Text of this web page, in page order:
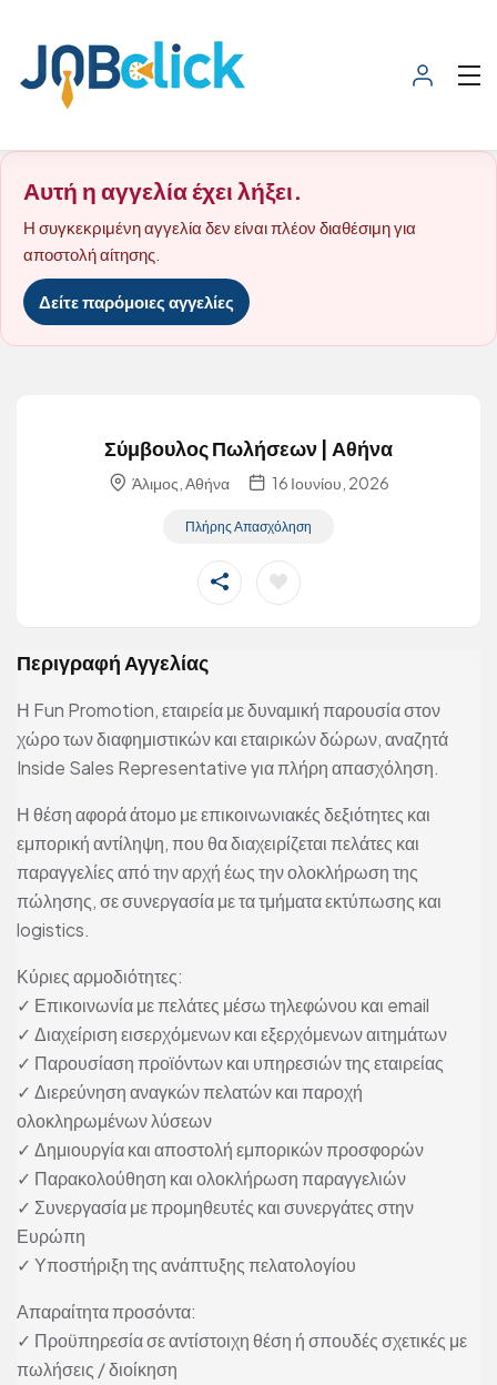
Αυτή η αγγελία έχει λήξει.
Η συγκεκριμένη αγγελία δεν είναι πλέον διαθέσιμη για
αποστολή αίτησης.
Δείτε παρόμοιες αγγελίες
Σύμβουλος Πωλήσεων | Αθήνα
Άλιμος, Αθήνα 16 Ιουνίου, 2026
Πλήρης Απασχόληση
Περιγραφή Αγγελίας
Η Fun Promotion, εταιρεία με δυναμική παρουσία στον
χώρο των διαφημιστικών και εταιρικών δώρων, αναζητά
Inside Sales Representative για πλήρη απασχόληση.
Η θέση αφορά άτομο με επικοινωνιακές δεξιότητες και
εμπορική αντίληψη, που θα διαχειρίζεται πελάτες και
παραγγελίες από την αρχή έως την ολοκλήρωση της
πώλησης, σε συνεργασία με τα τμήματα εκτύπωσης και
logistics.
Κύριες αρμοδιότητες:
✓ Επικοινωνία με πελάτες μέσω τηλεφώνου και email
✓ Διαχείριση εισερχόμενων και εξερχόμενων αιτημάτων
✓ Παρουσίαση προϊόντων και υπηρεσιών της εταιρείας
✓ Διερεύνηση αναγκών πελατών και παροχή
ολοκληρωμένων λύσεων
✓ Δημιουργία και αποστολή εμπορικών προσφορών
✓ Παρακολούθηση και ολοκλήρωση παραγγελιών
✓ Συνεργασία με προμηθευτές και συνεργάτες στην
Ευρώπη
✓ Υποστήριξη της ανάπτυξης πελατολογίου
Απαραίτητα προσόντα:
✓ Προϋπηρεσία σε αντίστοιχη θέση ή σπουδές σχετικές με
πωλήσεις / διοίκηση